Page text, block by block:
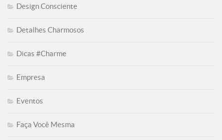
Design Consciente
Detalhes Charmosos
Dicas #Charme
Empresa
Eventos
Faça Você Mesma